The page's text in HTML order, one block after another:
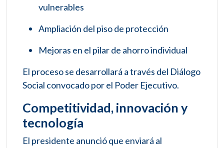
vulnerables
Ampliación del piso de protección
Mejoras en el pilar de ahorro individual
El proceso se desarrollará a través del Diálogo
Social convocado por el Poder Ejecutivo.
Competitividad, innovación y
tecnología
El presidente anunció que enviará al